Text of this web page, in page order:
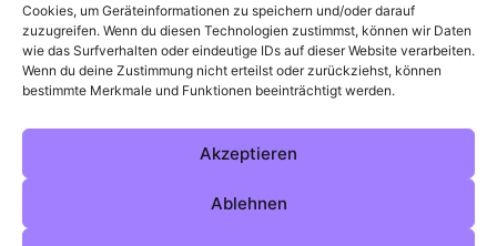
Cookies, um Geräteinformationen zu speichern und/oder darauf
zuzugreifen. Wenn du diesen Technologien zustimmst, können wir Daten
wie das Surfverhalten oder eindeutige IDs auf dieser Website verarbeiten.
Wenn du deine Zustimmung nicht erteilst oder zurückziehst, können
bestimmte Merkmale und Funktionen beeinträchtigt werden.
Akzeptieren
Ablehnen
© 2025 Deine Welt der Office-Vorlagen
Alle VorlagenÜber unsKontakt
DatenschutzCookies